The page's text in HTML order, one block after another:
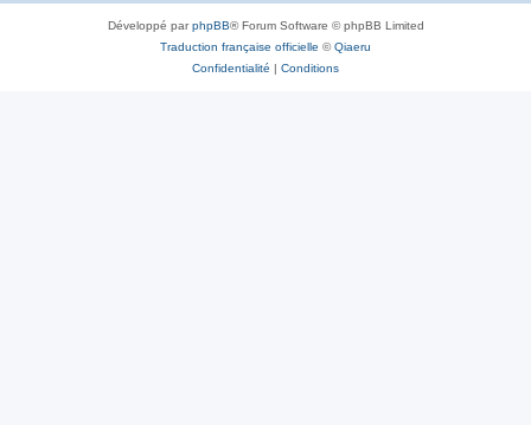
Développé parphpBB® Forum Software © phpBB Limited
Traduction française officielle ©Qiaeru
Confidentialité | Conditions